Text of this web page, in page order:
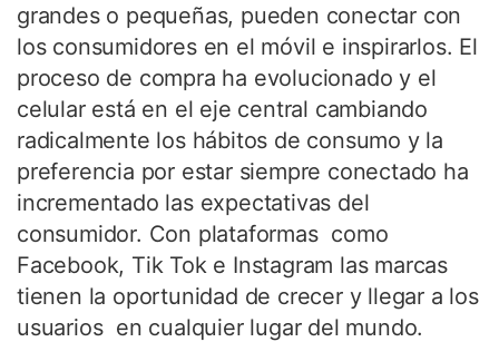
grandes o pequeñas, pueden conectar con
los consumidores en el móvil e inspirarlos. El
proceso de compra ha evolucionado y el
celular está en el eje central cambiando
radicalmente los hábitos de consumo y la
preferencia por estar siempre conectado ha
incrementado las expectativas del
consumidor. Con plataformas como
Facebook, Tik Tok e Instagram las marcas
tienen la oportunidad de crecer y llegar a los
usuarios en cualquier lugar del mundo.